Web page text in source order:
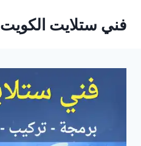
المحتوى
فني ستلايت الكويت 66977360